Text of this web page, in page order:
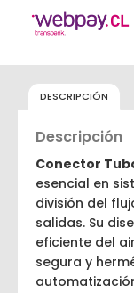
DESCRIPCIÓN
Descripción
Conector
esencial en
división del
salidas. Su
eficiente del
segura y